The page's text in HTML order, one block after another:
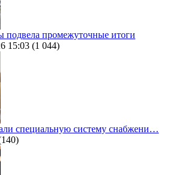
подвела промежуточные итоги
15:03 (1 044)
специальную систему снабжени…